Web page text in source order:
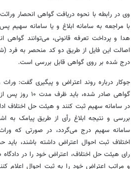
وی در رابطه با نحوه دریافت گواهی انحصار
با مراجعه به سامانه ابلاغ و یا سامانه سهیم
هدا و پرداخت تعرفه قانونی، می‌توانند گواهی
اصالت این فایل از طریق دو کد منحصر به ‌فرد
درج شده بر روی گواهی قابل بررسی است.
جوکار درباره روند اعتراض و پیگیری گفت:
گواهی صادر شده،
در سامانه سهیم ثبت کنند و هیئت حل اختلاف
بررسی و نتیجه ابلاغ رأی از طریق پیامک به
سامانه سهیم درج می‌گردد، در صورتی که
رای هیئت حل اختلاف، اعتراض خود را در
و مراتب اعتراض خود را به ثبت احوال اعلام